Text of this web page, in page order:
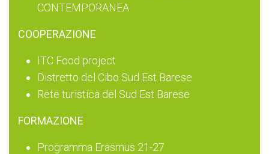
CONTEMPORANEA
COOPERAZIONE
ITC Food project
Distretto del Cibo Sud Est Barese
Rete turistica del Sud Est Barese
FORMAZIONE
Programma Erasmus 21-27